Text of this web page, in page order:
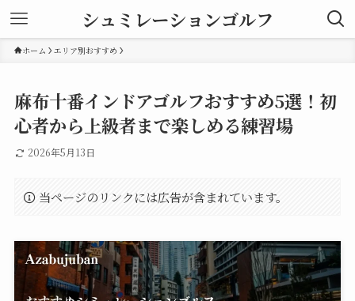
シュミレーションゴルフ
ホーム エリア別おすすめ
麻布十番インドアゴルフおすすめ5選！初
心者から上級者まで楽しめる練習場
2026年5月13日
当ページのリンクには広告が含まれています。